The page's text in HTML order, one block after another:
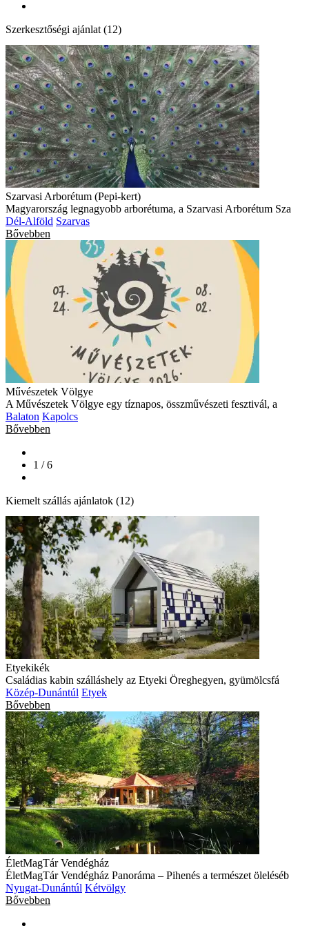
Szerkesztőségi ajánlat (12)
Szarvasi Arborétum (Pepi-kert)
Magyarország legnagyobb arborétuma, a Szarvasi Arborétum Sza
Dél-Alföld Szarvas
Bővebben
Művészetek Völgye
A Művészetek Völgye egy tíznapos, összművészeti fesztivál, a
Balaton Kapolcs
Bővebben
1 / 6
Kiemelt szállás ajánlatok (12)
Etyekikék
Családias kabin szálláshely az Etyeki Öreghegyen, gyümölcsfá
Közép-Dunántúl Etyek
Bővebben
ÉletMagTár Vendégház
ÉletMagTár Vendégház Panoráma – Pihenés a természet öleléséb
Nyugat-Dunántúl Kétvölgy
Bővebben